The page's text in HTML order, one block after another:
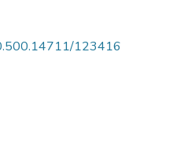
123416